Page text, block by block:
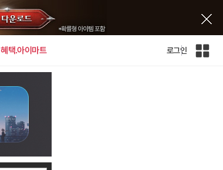
혜택.아이마트 로그인
인